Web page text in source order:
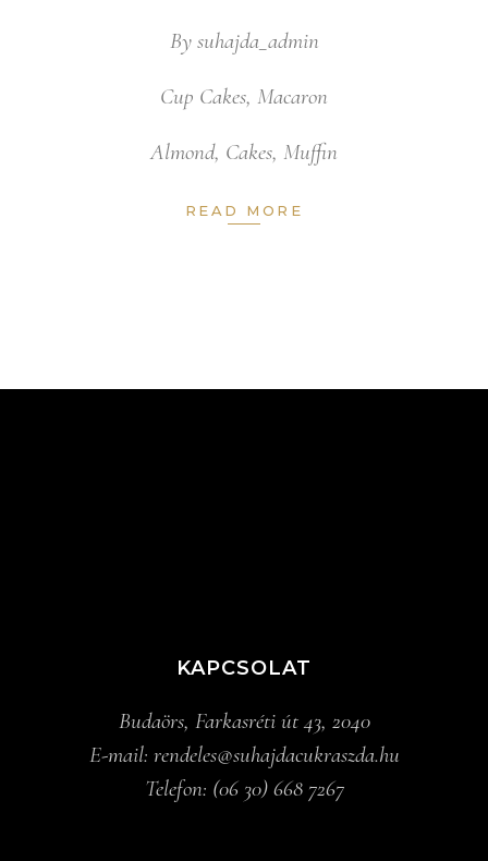
By suhajda_admin
Cup Cakes, Macaron
Almond, Cakes, Muffin
READ MORE
KAPCSOLAT
Budaörs, Farkasréti út 43, 2040
E-mail: rendeles@suhajdacukraszda.hu
Telefon: (06 30) 668 7267